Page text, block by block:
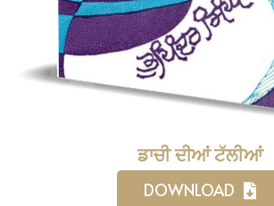
ਡਾਚੀ ਦੀਆਂ ਟੱਲੀਆਂ
DOWNLOAD